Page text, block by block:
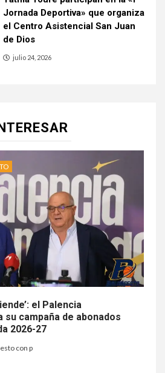
Jornada Deportiva» que organiza
el Centro Asistencial San Juan
de Dios
julio 24, 2026
el Palencia
su campaña de abonados
2026-27
con p